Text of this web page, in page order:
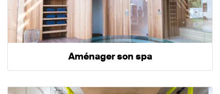
Aménager son spa